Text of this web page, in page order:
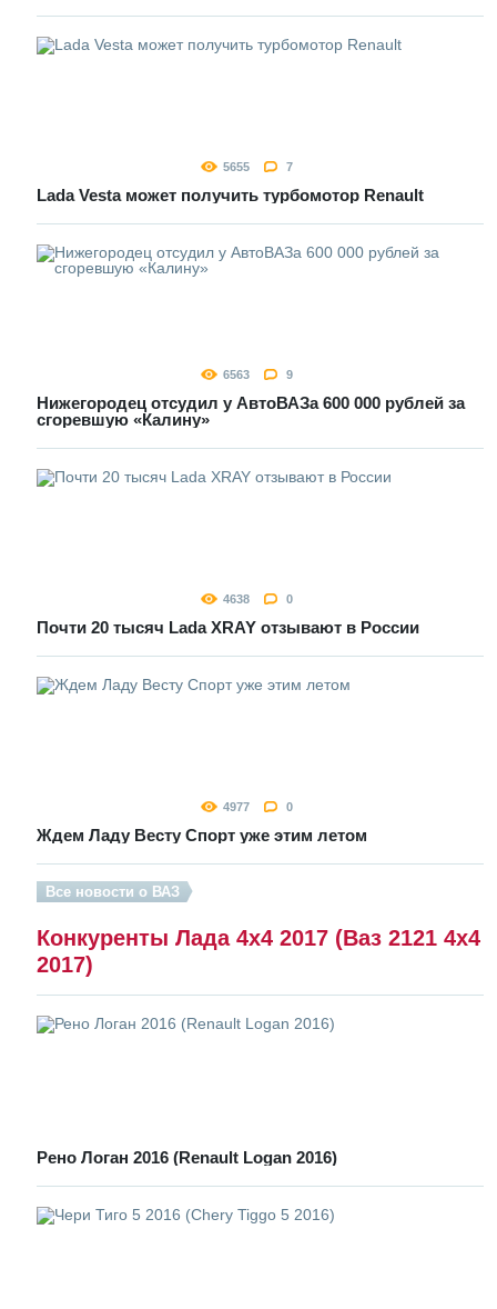
5655 7
Lada Vesta может получить турбомотор Renault
6563 9
Нижегородец отсудил у АвтоВАЗа 600 000 рублей за
сгоревшую «Калину»
4638 0
Почти 20 тысяч Lada XRAY отзывают в России
4977 0
Ждем Ладу Весту Спорт уже этим летом
Все новости о ВАЗ
Конкуренты Лада 4х4 2017 (Ваз 2121 4x4
2017)
Рено Логан 2016 (Renault Logan 2016)